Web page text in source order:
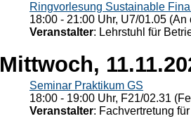
Ringvorlesung Sustainable
18:00 - 21:00 Uhr, U7/01.05
Veranstalter: Lehrstuhl für
Mittwoch,
Seminar Praktikum GS
18:00 - 19:00 Uhr, F21/02.31
Veranstalter: Fachvertretung